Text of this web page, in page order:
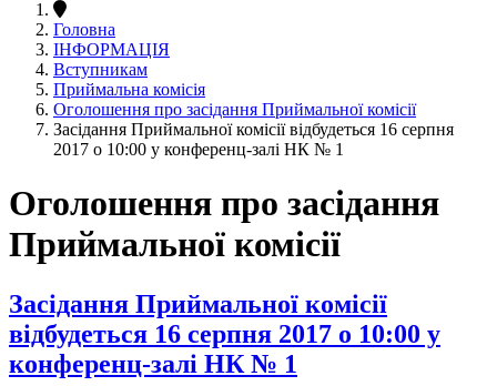
Головна
ІНФОРМАЦІЯ
Вступникам
Приймальна комісія
Оголошення про засідання Приймальної комісії
Засідання Приймальної комісії відбудеться 16 серпня
2017 о 10:00 у конференц-залі НК № 1
Оголошення про засідання
Приймальної комісії
Засідання Приймальної комісії
відбудеться 16 серпня 2017 о 10:00 у
конференц-залі НК № 1